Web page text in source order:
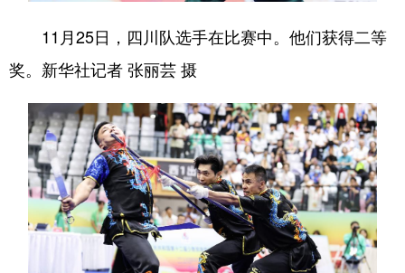
11月25日，四川队选手在比赛中。他们获得二等
奖。新华社记者 张丽芸 摄